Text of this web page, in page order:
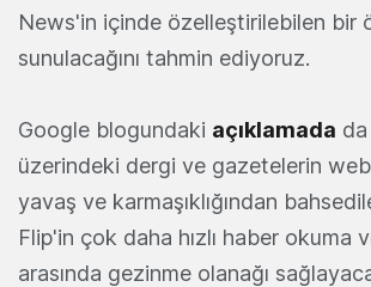
News'in içinde özelleştirilebilen bir
sunulacağını tahmin ediyoruz.
Google blogundaki açıklamada
üzerindeki dergi ve gazetelerin web
yavaş ve karmaşıklığından
Flip'in çok daha hızlı haber okuma
arasında gezinme olanağı